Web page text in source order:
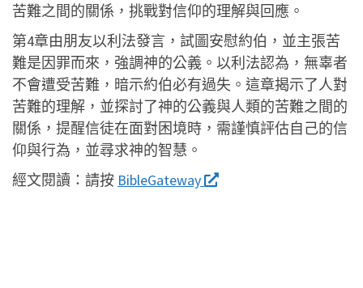
苦難之間的關係，挑戰對信仰的理解與回應。
第4章由朋友以利法發言，試圖安慰約伯，並主張苦
難是因罪而來，強調神的公義。以利法認為，無辜者
不會遭受苦難，暗示約伯必有過失。這章揭示了人對
苦難的理解，並探討了神的公義與人類的苦難之間的
關係，提醒信徒在面對困境時，需謹慎評估自己的信
仰與行為，並尋求神的智慧。
經文閱讀： 請按 BibleGateway